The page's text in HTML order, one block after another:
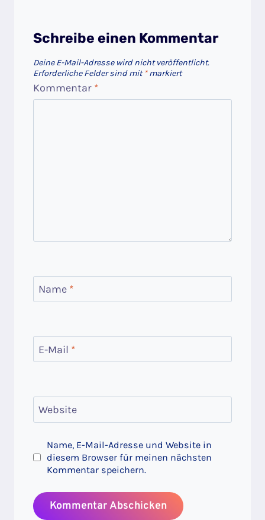
Schreibe einen Kommentar
Deine E-Mail-Adresse wird nicht veröffentlicht.
Erforderliche Felder sind mit *markiert
Kommentar *
Name *
E-Mail *
Website
Name, E-Mail-Adresse und Website in
diesem Browser für meinen nächsten
Kommentar speichern.